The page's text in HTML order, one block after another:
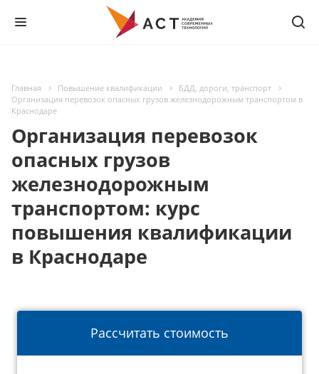
Главная Повышение квалификации
БДД, дороги, транспорт
Организация перевозок опасных грузов железнодорожным транспортом в
Краснодаре
Организация перевозок
опасных грузов
железнодорожным
транспортом: курс
повышения квалификации
в Краснодаре
Рассчитать стоимость